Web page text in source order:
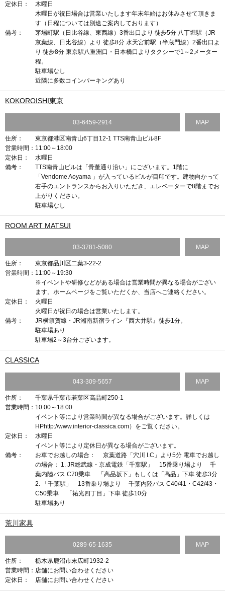
定休日：
木曜日
木曜日が祝日場合は営業いたします年末年始はお休みさせて頂きま
す（日程については別途ご案内しております）
備考：
茅場町駅（日比谷線、東西線）3番出口より 徒歩5分 八丁堀駅（JR
京葉線、日比谷線）より 徒歩8分 水天宮前駅（半蔵門線）2番出口よ
り 徒歩8分 東京駅八重洲口・日本橋口よりタクシーで1～2メーター
程。
駐車場なし
近隣に多数コインパーキングあり
KOKOROISHI東京
03-6459-2914 MAP
住所：
東京都港区南青山6丁目12-1 TTS南青山ビル8F
営業時間： 11:00～18:00
定休日：
水曜日
備考：
TTS南青山ビルは「骨董通り沿い」にございます。1階に
「Vendome Aoyama 」が入っているビルが目印です。建物向かって
右手のエントランスからお入りいただき、エレベーターで8階までお
上がりください。
駐車場なし
ROOM ART MATSUI
03-3781-5080 MAP
住所：
東京都品川区二葉3-22-2
営業時間： 11:00～19:30
※イベントや研修などがある場合は営業時間が異なる場合がござい
ます。ホームページをご覧いただくか、当店へご連絡ください。
定休日：
火曜日
火曜日が祝日の場合は営業いたします。
備考：
JR横須賀線・JR湘南新宿ライン『西大井駅』徒歩1分。
駐車場あり
駐車場2～3台分ございます。
CLASSICA
043-309-5657 MAP
住所：
千葉県千葉市若葉区高品町250-1
営業時間： 10:00～18:00
イベント等により営業時間が異なる場合がございます。詳しくは
HPhttp://www.interior-classica.com）をご覧ください。
定休日：
水曜日
イベント等により定休日が異なる場合がございます。
備考：
お車でお越しの場合： 京葉道路「穴川 I.C」より5分 電車でお越し
の場合： 1. JR総武線・京成電鉄「千葉駅」 15番乗り場より 千
葉内陸バス C70乗車 「高品坂下」もしくは「高品」下車 徒歩3分
2. 「千葉駅」 13番乗り場より 千葉内陸バス C40/41・C42/43・
C50乗車 「祐光四丁目」下車 徒歩10分
駐車場あり
荒川家具
0289-65-1635 MAP
住所：
栃木県鹿沼市末広町1932-2
営業時間： 店舗にお問い合わせください
定休日：
店舗にお問い合わせください